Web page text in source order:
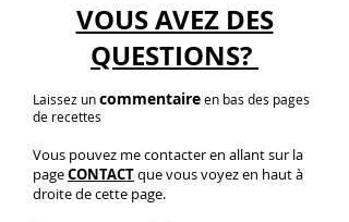
VOUS AVEZ DES
QUESTIONS?
Laissez uncommentaireen bas des pages
de recettes
Vous pouvez me contacter en allant sur la
pageCONTACTque vous voyez en haut à
droite de cette page.